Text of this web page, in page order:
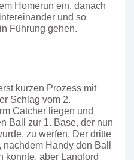
Homerun ein, danach
und so
Führung gehen.
kurzen Prozess mit
Schlag vom 2.
Catcher liegen und
Ball zur 1. Base, der nun
zu werfen. Der dritte
Handy den Ball
konnte, aber Langford